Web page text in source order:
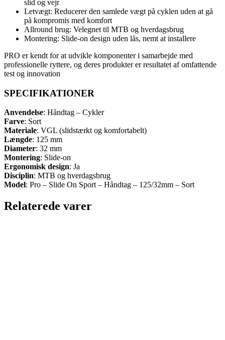
slid og vejr
Letvægt: Reducerer den samlede vægt på cyklen uden at gå
på kompromis med komfort
Allround brug: Velegnet til MTB og hverdagsbrug
Montering: Slide-on design uden lås, nemt at installere
PRO er kendt for at udvikle komponenter i samarbejde med
professionelle ryttere, og deres produkter er resultatet af omfattende
test og innovation
SPECIFIKATIONER
Anvendelse: Håndtag – Cykler
Farve: Sort
Materiale: VGL (slidstærkt og komfortabelt)
Længde: 125 mm
Diameter: 32 mm
Montering: Slide-on
Ergonomisk design: Ja
Disciplin: MTB og hverdagsbrug
Model: Pro – Slide On Sport – Håndtag – 125/32mm – Sort
Relaterede varer